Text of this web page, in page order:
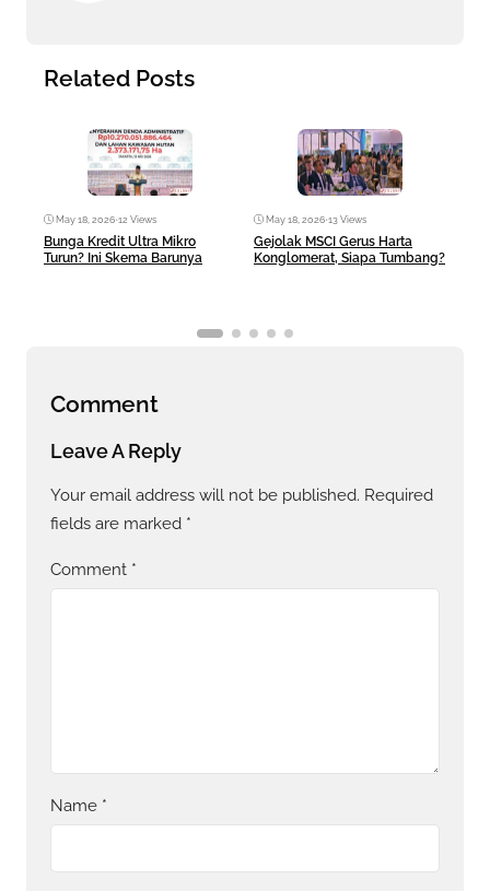
Related Posts
May 18, 2026•12 Views
Bunga Kredit Ultra Mikro
Turun? Ini Skema Barunya
May 18, 2026•13 Views
Gejolak MSCI Gerus Harta
Konglomerat, Siapa Tumbang?
Comment
Leave A Reply
Your email address will not be published. Required
fields are marked *
Comment *
Name *